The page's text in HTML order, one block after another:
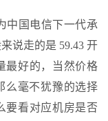
中国电信下一代承
说走的是 59.43 开
最好的，当然价格
么毫不犹豫的选择
要看对应机房是否